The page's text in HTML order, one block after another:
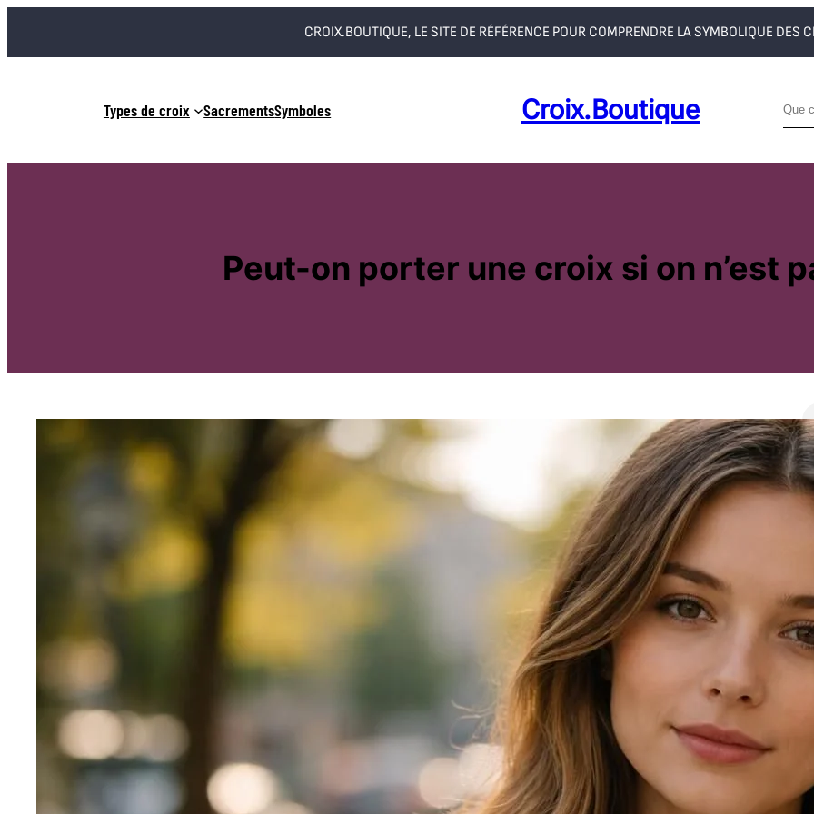
CROIX.BOUTIQUE, LE SITE DE RÉFÉRENCE POUR COMPRENDRE LA SYMBOLIQUE DES
Types de croix SacrementsSymboles Croix.boutique
R
e
Peut-on porter une croix si on n’est